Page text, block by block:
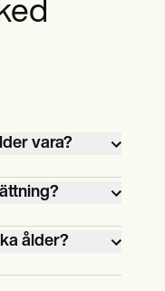
vara?
matcha
ålder,
på
är en yngre
Harris-
ålder?
ålder,